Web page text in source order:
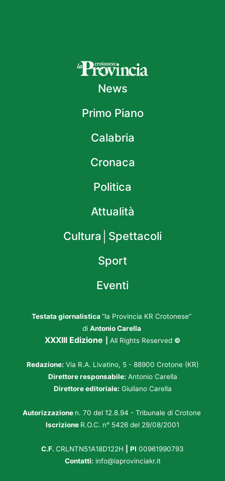
News
Primo Piano
Calabria
Cronaca
Politica
Attualità
Cultura│Spettacoli
Sport
Eventi
Testata giornalistica “la Provincia KR Crotonese”
di Antonio Carella
XXXIII Edizione All Rights Reserved ©
Redazione: Via R.A. Livatino, 5 - 88900 Crotone (KR)
Direttore responsabile: Antonio Carella
Direttore editoriale: Giuliano Carella
Autorizzazione n. 70 del 12.8.94 - Tribunale di Crotone
Iscrizione R.O.C. n° 5426 del 29/08/2001
C.F. CRLNTN51A18D122H PI 00961990793
Contatti: info@laprovinciakr.it